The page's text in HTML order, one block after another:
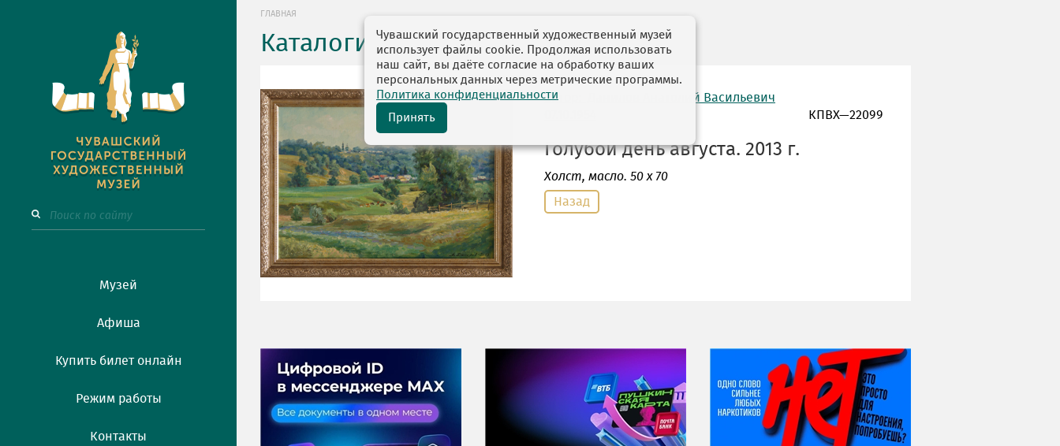
Музей
Афиша
Купить билет онлайн
Режим работы
Контакты
ГЛАВНАЯ
Каталоги выставок
автор: Данилов Анатолий Васильевич
КПВХ—22099
Голубой день августа. 2013 г.
Холст, масло. 50 х 70
Назад
НИ ДНЯ БЕЗ ДАТЫ...
07 августа
Я встретил вас – и
всё былое...
Чувашский государственный художественный музей
использует файлы cookie. Продолжая использовать
наш сайт, вы даёте согласие на обработку ваших
персональных данных через метрические программы.
Политика конфиденциальности
Принять